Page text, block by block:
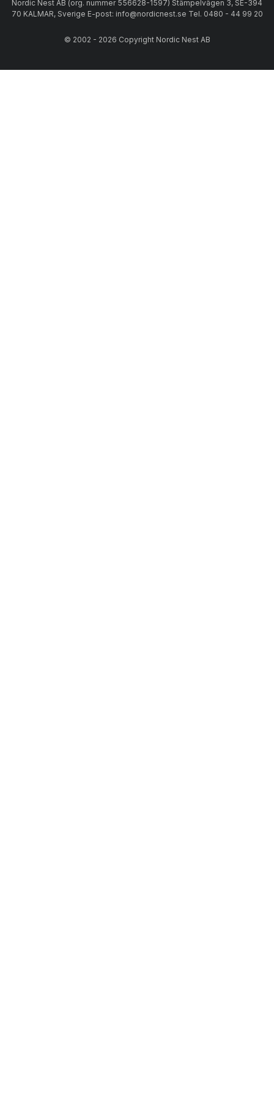
Nordic Nest AB (org. nummer 556628-1597) Stämpelvägen 3, SE-394
70 KALMAR, Sverige E-post: info@nordicnest.se Tel. 0480 - 44 99 20
© 2002 - 2026 Copyright Nordic Nest AB